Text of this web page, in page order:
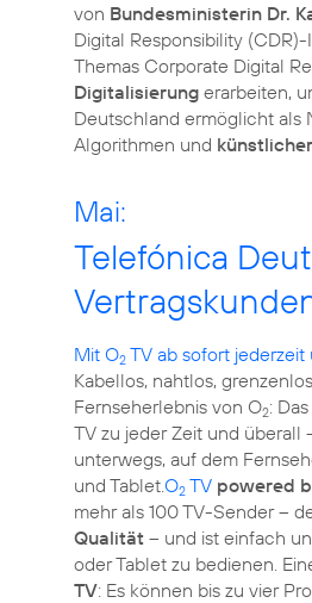
von Bundesministerin Dr.
Digital Responsibility
Themas Corporate Digital
Digitalisierung erarbeiten,
Deutschland ermöglicht als
Algorithmen und
Mai:
Telefónica
Mit O2 TV ab sofort
Kabellos, nahtlos,
Fernseherlebnis von O2:
TV zu jeder Zeit und überall
unterwegs, auf dem
und Tablet.O2 TV powered
mehr als 100 TV-Sender –
Qualität – und ist einfach
oder Tablet zu bedienen.
TV: Es können bis zu vier